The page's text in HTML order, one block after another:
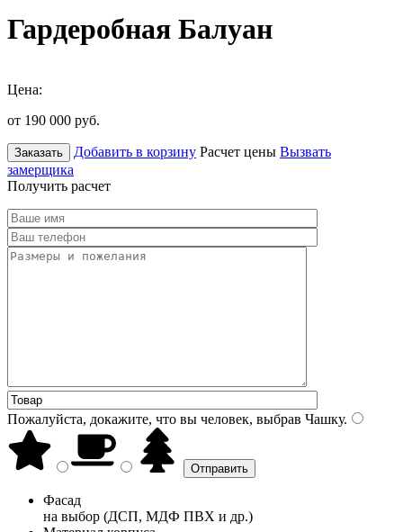
Гардеробная Балуан
Цена:
от 190 000 руб.
Заказать Добавить в корзину Расчет цены Вызвать
замерщика
Получить расчет
Пожалуйста, докажите, что вы человек, выбрав Чашку.
Фасад
на выбор (ДСП, МДФ ПВХ и др.)